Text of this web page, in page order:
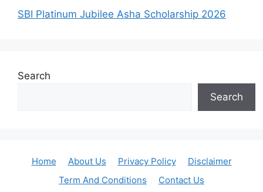
SBI Platinum Jubilee Asha Scholarship 2026
Search
Search
Home About Us Privacy Policy
Disclaimer
Term And Conditions
Contact Us